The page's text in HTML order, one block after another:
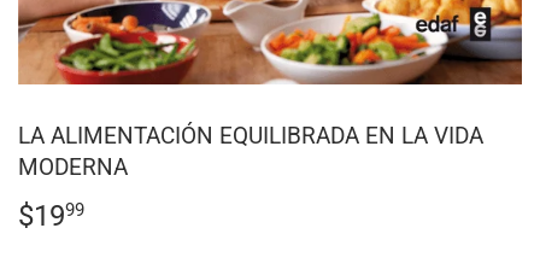
LA ALIMENTACIÓN EQUILIBRADA EN LA VIDA
MODERNA
$1999